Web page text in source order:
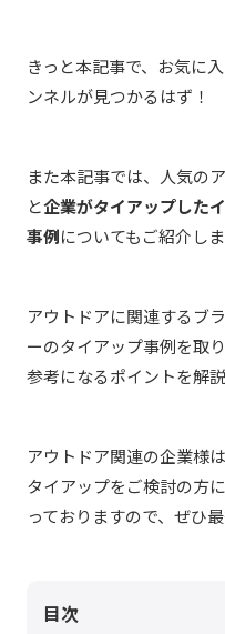
きっと本記事で、お気に
ンネルが見つかるはず！
また本記事では、人気の
と企業がタイアップした
事例についてもご紹介しま
アウトドアに関連するブ
ーのタイアップ事例を取
参考になるポイントを解
アウトドア関連の企業様
タイアップをご検討の方
っておりますので、ぜひ
目次